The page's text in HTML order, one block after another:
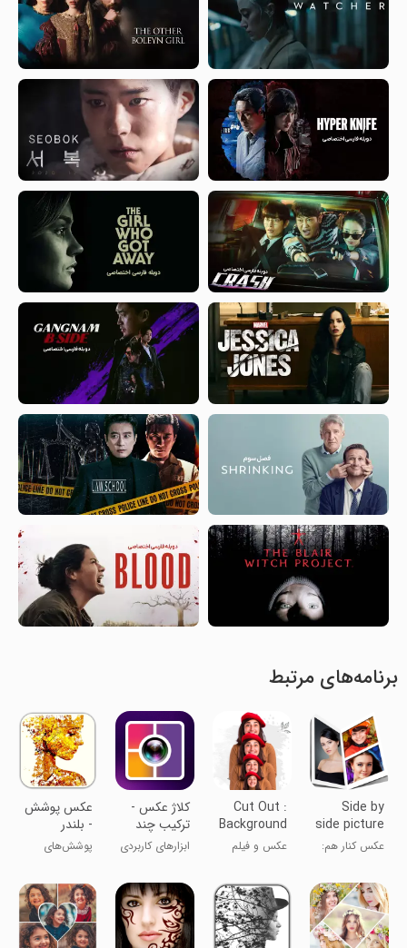
برنامه‌های مرتبط
Side by
side picture
: Collage
عکس کنار هم:
Cut Out :
Background
Eraser
عکس و فیلم
کلاژ عکس -
ترکیب چند
عکس
ابزارهای کاربردی
عکس پوشش
- بلندر
پوشش‌های
ترکیب‌گر